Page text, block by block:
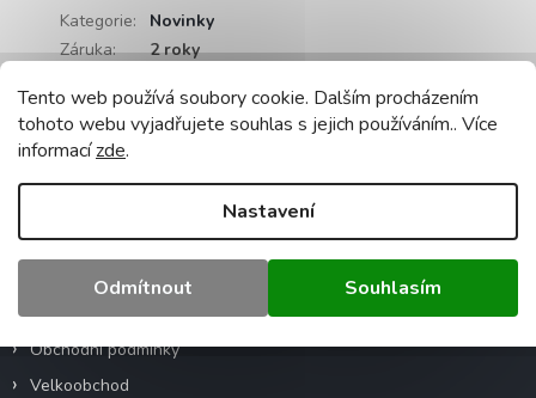
Tento web používá soubory cookie. Dalším procházením
tohoto webu vyjadřujete souhlas s jejich používáním.. Více
informacízde.
Nastavení
Odmítnout Souhlasím
Kategorie:
Novinky
Záruka:
2 roky
EAN:
4066966321630
Položka byla vyprodána…
Informace pro vás
Obchodní podmínky
Velkoobchod